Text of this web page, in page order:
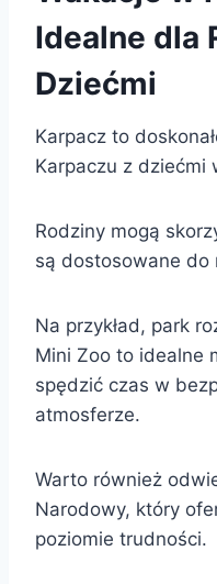
Idealne dla
Dziećmi
Karpacz to
Karpaczu z dziećmi
Rodziny mogą
są dostosowane do
Na przykład, park
Mini Zoo to idealne
spędzić czas w
atmosferze.
Warto również
Narodowy, który
poziomie trudności.